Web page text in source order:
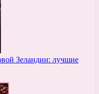
Зеландии: лучшие